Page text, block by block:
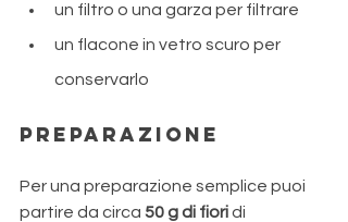
un filtro o una garza per filtrare
un flacone in vetro scuro per
conservarlo
Preparazione
Per una preparazione semplice puoi
partire da circa 50 g di fiori di